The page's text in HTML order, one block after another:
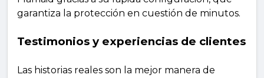
garantiza la protección en cuestión de minutos.
Testimonios y experiencias de clientes
Las historias reales son la mejor manera de